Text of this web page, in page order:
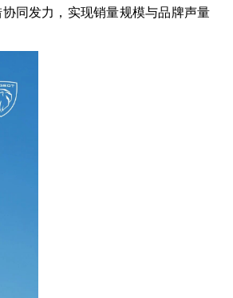
同发力，实现销量规模与品牌声量